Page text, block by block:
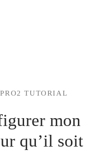
TUTORIAL
mon
qu’il soit